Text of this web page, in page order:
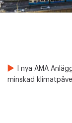
I nya AMA
minskad